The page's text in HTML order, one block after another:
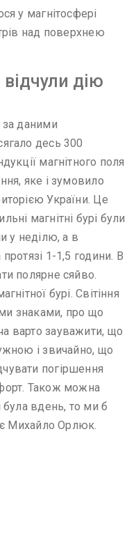
у магнітосфері
над поверхнею
дію
за даними
десь 300
магнітного поля
яке і зумовило
України. Це
магнітні бурі були
у неділю, а в
1-1,5 години. В
полярне сяйво.
бурі. Світіння
знаками, про що
варто зауважити, що
і звичайно, що
погіршення
Також можна
була вдень, то ми б
Михайло Орлюк.